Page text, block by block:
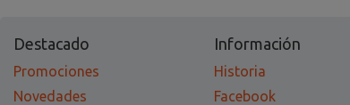
Destacado
Promociones
Novedades
Información
Historia
Facebook